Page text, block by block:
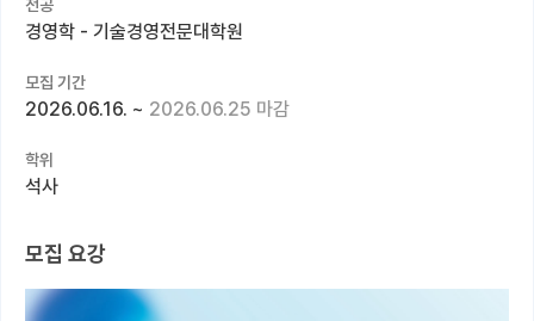
지역별 모집 정보
국내대학원 정보
연구실&오픈랩
커뮤니티
유학교육
이벤트
전공
경영학 - 기술경영전문대학원
모집 기간
2026.06.16. ~ 2026.06.25 마감
학위
석사
모집 요강